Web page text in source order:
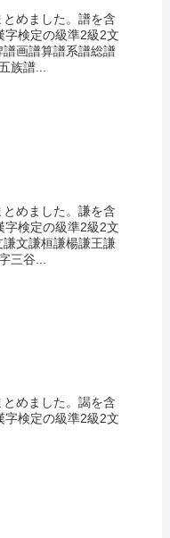
めました。譜を含
字検定の級準2級2文
画譜算譜系譜総譜
族譜...
めました。謙を含
字検定の級準2級2文
文謙桓謙楊謙王謙
三谷...
めました。謁を含
字検定の級準2級2文